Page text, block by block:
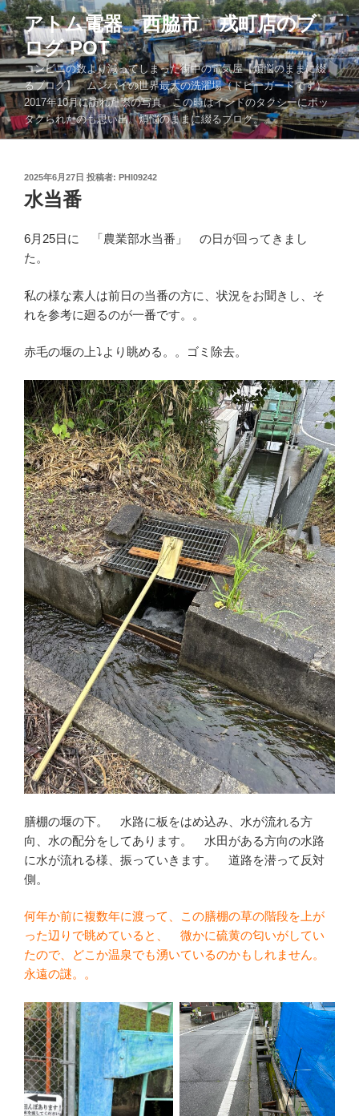
コ
ン
テ
ン
ツ
へ
ス
キ
アトム電器 西脇市 戎町店のブ
ログ POT
コンビニの数より減ってしまった街中の電気屋【煩悩のままに綴
るブログ】 ムンバイの世界最大の洗濯場（ドビーガードです）
2017年10月に訪れた際の写真。この時はインドのタクシーにボッ
タクられたのも思い出。煩悩のままに綴るブログ。。。
投
日:
2025年6月27日 投稿者: PHI09242
水当番
6月25日に 「農業部水当番」 の日が回ってきまし
た。
私の様な素人は前日の当番の方に、状況をお聞きし、そ
れを参考に廻るのが一番です。。
赤毛の堰の上⤵より眺める。。ゴミ除去。
膳棚の堰の下。 水路に板をはめ込み、水が流れる方
向、水の配分をしてあります。 水田がある方向の水路
に水が流れる様、振っていきます。 道路を潜って反対
側。
何年か前に複数年に渡って、この膳棚の草の階段を上が
った辺りで眺めていると、 微かに硫黄の匂いがしてい
たので、どこか温泉でも湧いているのかもしれません。
永遠の謎。。